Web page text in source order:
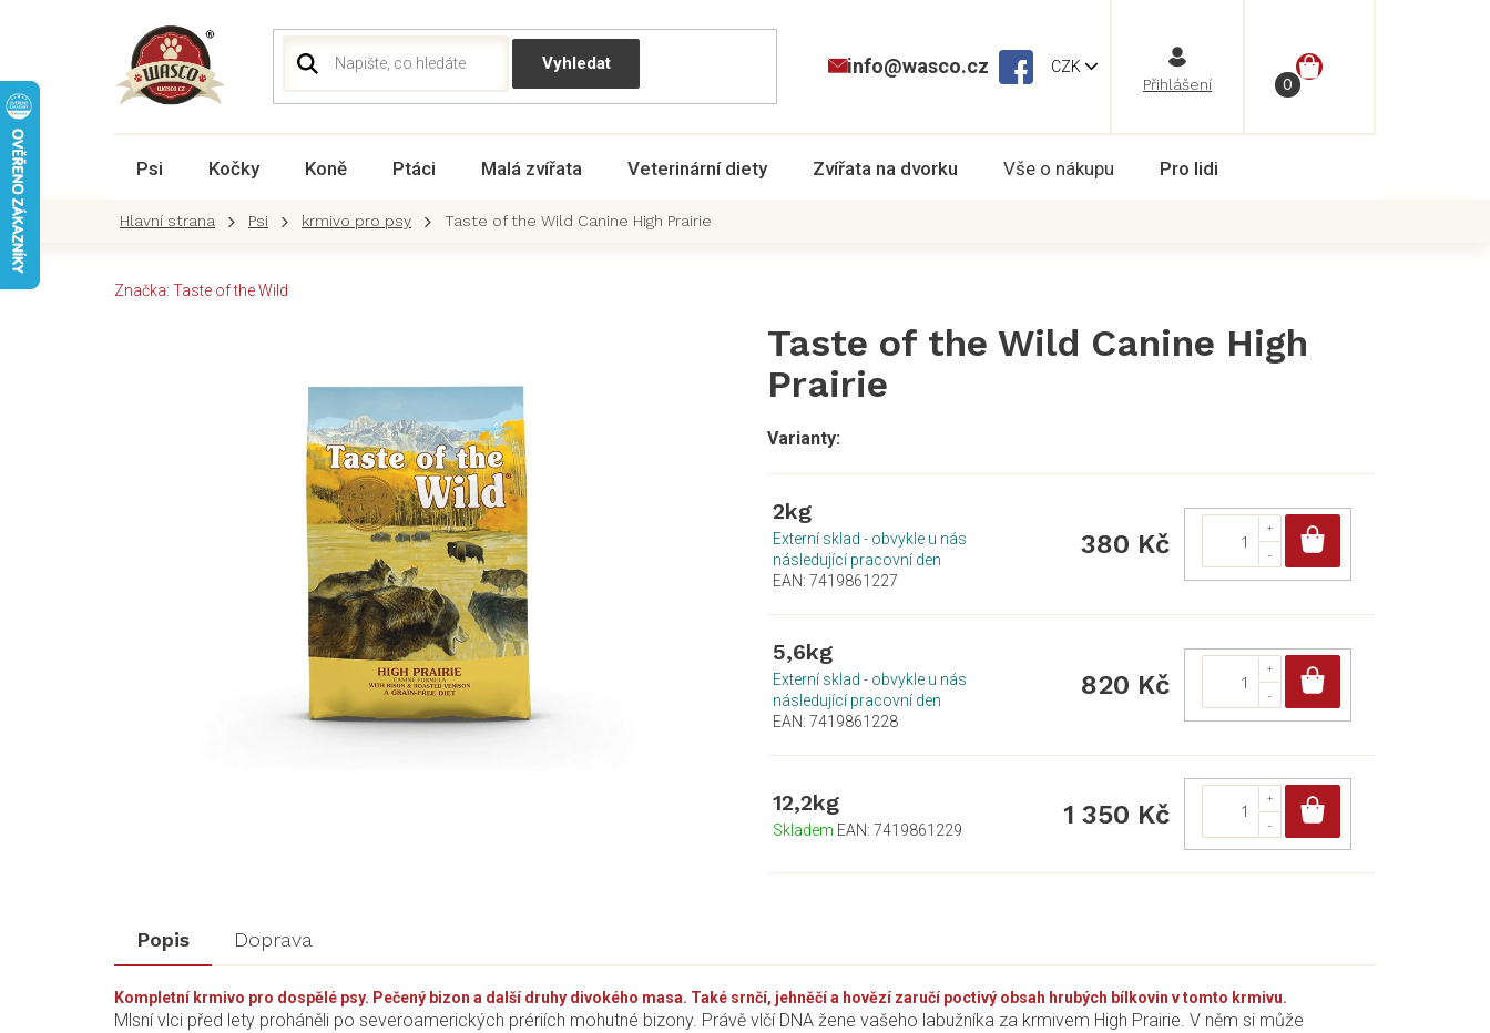
CZK NÁKUPNÍ
info@wasco.cz
Psi Kočky Koně Ptáci Malá zvířata Veterinární diety Zvířata na dvorku Vše o nákupu Pro lidi
Psi krmivo pro psy Taste of the Wild Canine High Prairie
Značka: Taste of the Wild
Taste of the Wild Canine High
Prairie
2kg
Externí sklad - obvykle u nás
následující pracovní den
EAN: 7419861227
380 Kč
5,6kg
Externí sklad - obvykle u nás
následující pracovní den
EAN: 7419861228
820 Kč
12,2kg
Skladem EAN: 7419861229 1 350 Kč
Popis Doprava
Kompletní krmivo pro dospělé psy. Pečený bizon a další druhy divokého masa. Také srnčí, jehněčí a hovězí zaručí poctivý obsah hrubých bílkovin v tomto krmivu.
Mlsní vlci před lety proháněli po severoamerických prériích mohutné bizony. Právě vlčí DNA žene vašeho labužníka za krmivem High Prairie. V něm si může